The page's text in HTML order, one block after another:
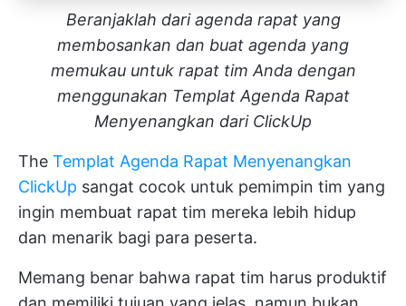
Beranjaklah dari agenda rapat yang
membosankan dan buat agenda yang
memukau untuk rapat tim Anda dengan
menggunakan Templat Agenda Rapat
Menyenangkan dari ClickUp
The Templat Agenda Rapat Menyenangkan
ClickUp sangat cocok untuk pemimpin tim yang
ingin membuat rapat tim mereka lebih hidup
dan menarik bagi para peserta.
Memang benar bahwa rapat tim harus produktif